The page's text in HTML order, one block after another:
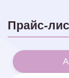
Прайс-